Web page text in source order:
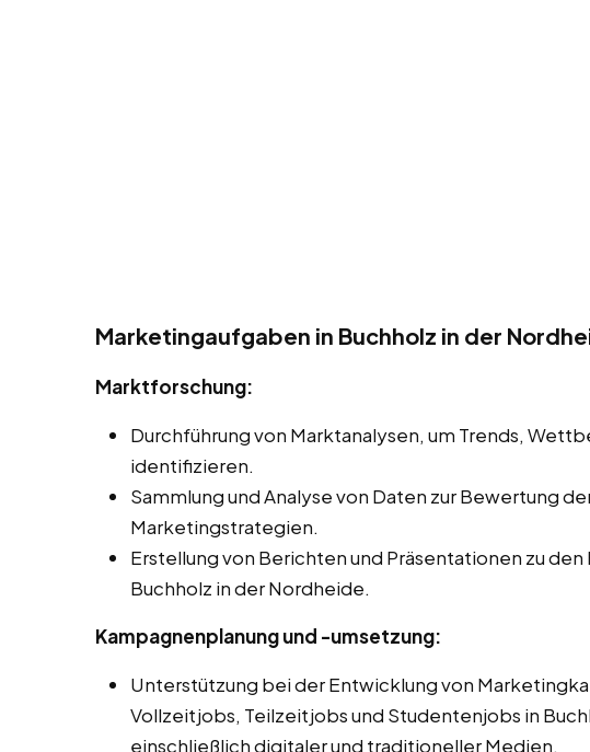
Marketingaufgaben in Buchholz in der
Marktforschung:
Durchführung von Marktanalysen, um Trends,
identifizieren.
Sammlung und Analyse von Daten zur Bewertung
Marketingstrategien.
Erstellung von Berichten und Präsentationen zu
Buchholz in der Nordheide.
Kampagnenplanung und -umsetzung:
Unterstützung bei der Entwicklung von
Vollzeitjobs, Teilzeitjobs und Studentenjobs in
einschließlich digitaler und traditioneller Medien.